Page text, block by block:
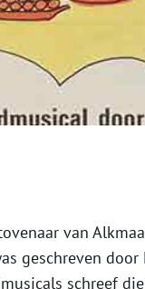
van
geschreven
schreef